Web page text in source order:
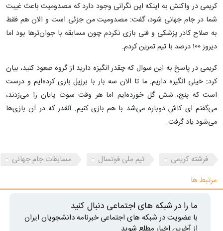
کریمی در واکنش به اینکه این نگرانی وجود دارد که مصدومیت باعث غیبت
شما در جام جهانی شود، گفت: مصدومیت من جزئی است و الان هم فقط
به صلاح کادر پزشکی و فنی بازی نکردم چون مسابقه با جوان‌ترها بود اما
دیروز ۱۰۰ درصد با تیم تمرین کردم.
کریمی در پاسخ به این سوال که چقدر انگیزه دارید از گروه صعود کنید، بیان
کرد: خیلی انگیزه داریم. ما تا الان سه بار با برزیل بازی کرده‌ایم و درست
است که پنج، شش گل خورده‌ایم اما هر وقت سوت پایان را می‌زدند،
می‌گفتم ای کاش دوباره می‌شد با هم بازی کنیم. آنقدر که در آن بازی‌ها
می‌شود یاد گرفت.
فرشته کریمی تیم ملی فوتسال
مسابقات جام جهانی
مرتبط ها
ما را در شبکه های اجتماعی دنبال کنید
با عضویت در شبکه های اجتماعی خبرنامه دانشجویان ایران